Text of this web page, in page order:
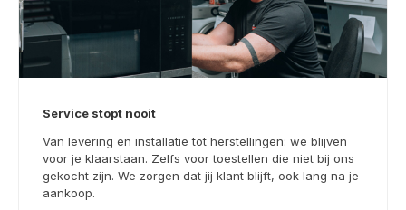
Service stopt nooit
Van levering en installatie tot herstellingen: we blijven
voor je klaarstaan. Zelfs voor toestellen die niet bij ons
gekocht zijn. We zorgen dat jij klant blijft, ook lang na je
aankoop.